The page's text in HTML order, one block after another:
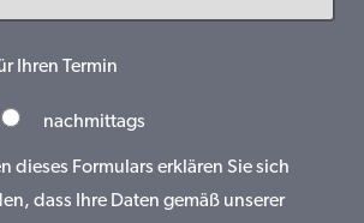
Ihren Termin
nachmittags
dieses Formulars erklären Sie sich
dass Ihre Daten gemäß unserer